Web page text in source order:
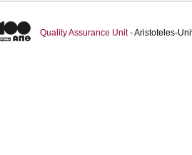
Quality Assurance Unit- Aristoteles-